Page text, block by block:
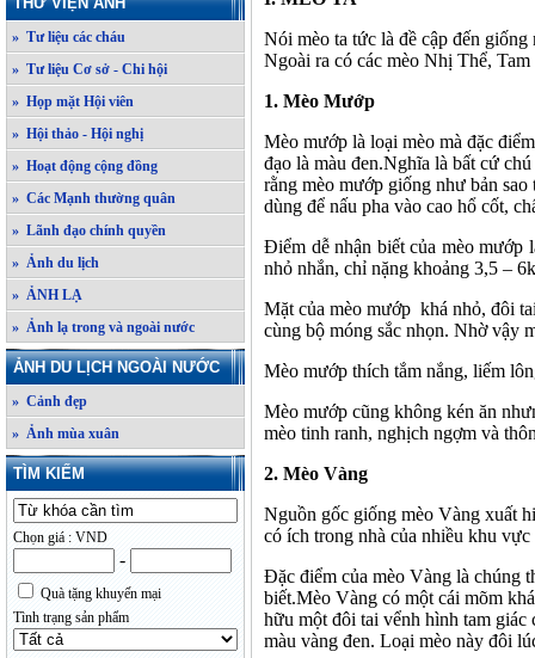
» Tư liệu các cháu
» Tư liệu Cơ sở - Chi hội
» Họp mặt Hội viên
» Hội thảo - Hội nghị
» Hoạt động cộng đồng
» Các Mạnh thường quân
» Lãnh đạo chính quyền
» Ảnh du lịch
» ẢNH LẠ
» Ảnh lạ trong và ngoài nước
ẢNH DU LỊCH NGOÀI NƯỚC
» Cảnh đẹp
» Ảnh mùa xuân
TÌM KIẾM
Chọn giá : VND
-
Quà tặng khuyến mại
Tình trạng sản phẩm
Nói mèo ta tức là đề cập đến
Ngoài ra có các mèo Nhị Thể,
1. Mèo Mướp
Mèo mướp là loại mèo mà đặc
đạo là màu đen.Nghĩa là bất cứ
rằng mèo mướp giống như bản sao
dùng để nấu pha vào cao hổ cốt,
Điểm dễ nhận biết của mèo mướp
nhỏ nhắn, chỉ nặng khoảng 3,5 –
Mặt của mèo mướp khá nhỏ, đôi
cùng bộ móng sắc nhọn. Nhờvậy
Mèo mướp thích tắm nắng, liếm
Mèo mướp cũng không kén ăn
mèo tinh ranh, nghịch ngợm và
2. Mèo Vàng
Nguồn gốc giống mèo Vàng xuất
có ích trong nhà của nhiều khu
Đặc điểm của mèo Vàng là chúng
biết.Mèo Vàng có một cái mõm
hữu một đôi tai vểnh hình tam
màu vàng đen. Loại mèo này đôi